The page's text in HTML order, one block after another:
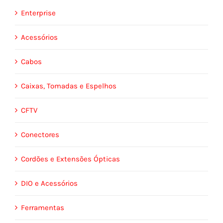
Enterprise
Acessórios
Cabos
Caixas, Tomadas e Espelhos
CFTV
Conectores
Cordões e Extensões Ópticas
DIO e Acessórios
Ferramentas